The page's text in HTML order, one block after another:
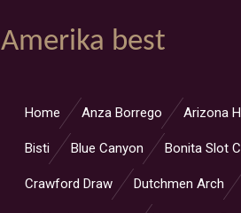
Amerika best
Home Anza Borrego Arizona
Bisti Blue Canyon Bonita Slot
Crawford Draw Dutchmen Arch